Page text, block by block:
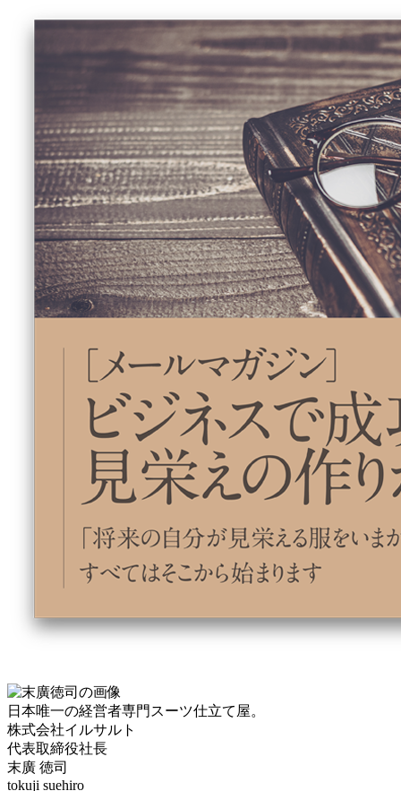
日本唯一の経営者専門スーツ仕立て屋。
株式会社イルサルト
代表取締役社長
末廣 徳司
tokuji suehiro